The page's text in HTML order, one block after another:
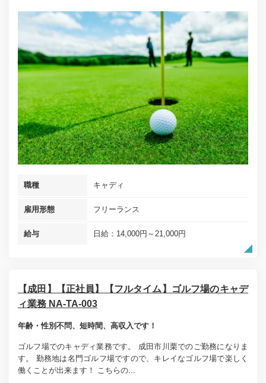
職種 キャディ
雇用形態 フリーランス
給与 日給：14,000円～21,000円
【成田】【正社員】【フルタイム】ゴルフ場のキャデ
ィ業務 NA-TA-003
年齢・性別不問、短時間、高収入です！
ゴルフ場でのキャディ業務です。 成田市川栗でのご勤務になりま
す。 勤務地は名門ゴルフ場ですので、キレイなゴルフ場で楽しく
働くことが出来ます！ こちらの...